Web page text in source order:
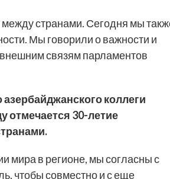
странами. Сегодня мы
Мы говорили о важности и
связям парламентов
коллеги
отмечается 30-летие
мира в регионе, мы согласны с
чтобы совместно и с еще